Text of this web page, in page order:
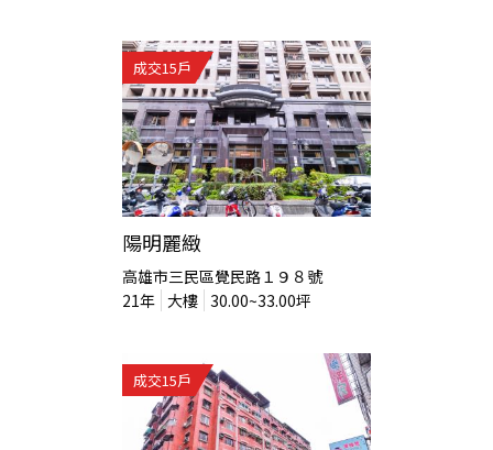
成交15戶
陽明麗緻
高雄市三民區覺民路１９８號
21年 大樓 30.00~33.00坪
成交15戶